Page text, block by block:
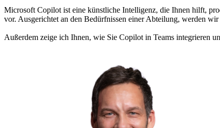
Microsoft Copilot ist eine künstliche Intelligenz, die Ihnen hilft,
vor. Ausgerichtet an den Bedürfnissen einer Abteilung, werden
Außerdem zeige ich Ihnen, wie Sie Copilot in Teams integrieren